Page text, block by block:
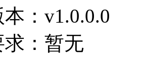
： v1.0.0.0
： 暂无